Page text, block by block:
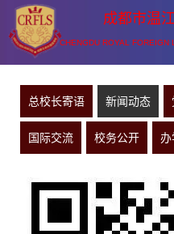
成都市温
CHENGDU ROYAL FOREIGN
总校长寄语 新闻动态
国际交流 校务公开 办